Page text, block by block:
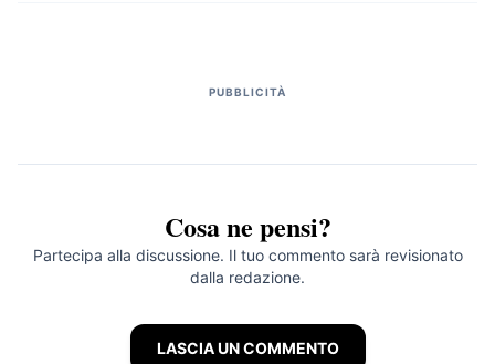
PUBBLICITÀ
Cosa ne pensi?
Partecipa alla discussione. Il tuo commento sarà revisionato
dalla redazione.
LASCIA UN COMMENTO